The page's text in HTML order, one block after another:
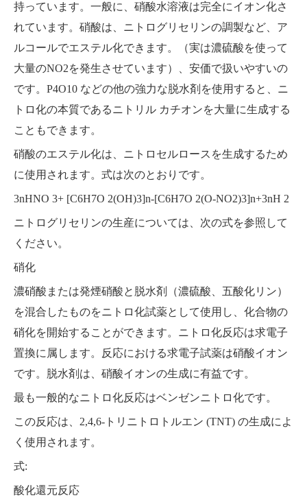
持っています。一般に、硝酸水溶液は完全にイオン化さ
れています。硝酸は、ニトログリセリンの調製など、ア
ルコールでエステル化できます。（実は濃硫酸を使って
大量のNO2を発生させています）、安価で扱いやすいの
です。P4O10 などの他の強力な脱水剤を使用すると、ニ
トロ化の本質であるニトリル カチオンを大量に生成する
こともできます。
硝酸のエステル化は、ニトロセルロースを生成するため
に使用されます。式は次のとおりです。
3nHNO 3+ [C6H7O 2(OH)3]n-[C6H7O 2(O-NO2)3]n+3nH 2
ニトログリセリンの生産については、次の式を参照して
ください。
硝化
濃硝酸または発煙硝酸と脱水剤（濃硫酸、五酸化リン）
を混合したものをニトロ化試薬として使用し、化合物の
硝化を開始することができます。ニトロ化反応は求電子
置換に属します。反応における求電子試薬は硝酸イオン
です。脱水剤は、硝酸イオンの生成に有益です。
最も一般的なニトロ化反応はベンゼンニトロ化です。
この反応は、2,4,6-トリニトロトルエン (TNT) の生成によ
く使用されます。
式:
酸化還元反応